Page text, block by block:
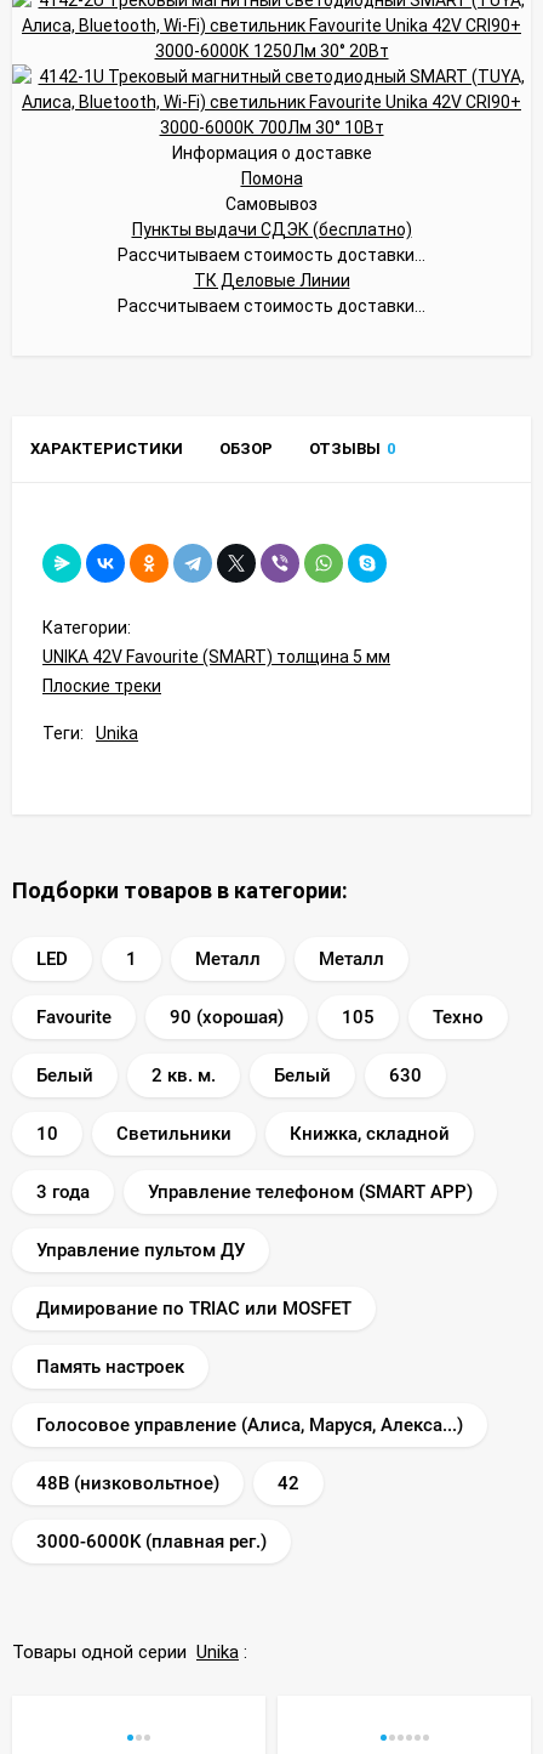
Информация о доставке
Помона
Самовывоз
Пункты выдачи СДЭК (бесплатно)
Рассчитываем стоимость доставки...
ТК Деловые Линии
Рассчитываем стоимость доставки...
ХАРАКТЕРИСТИКИ ОБЗОР ОТЗЫВЫ 0
Категории:
UNIKA 42V Favourite (SMART) толщина 5 мм
Плоские треки
Теги: Unika
Подборки товаров в категории:
LED 1 Металл Металл
Favourite 90 (хорошая) 105 Техно
Белый 2 кв. м. Белый 630
10 Светильники Книжка, складной
3 года Управление телефоном (SMART APP)
Управление пультом ДУ
Димирование по TRIAC или MOSFET
Память настроек
Голосовое управление (Алиса, Маруся, Алекса...)
48В (низковольтное) 42
3000-6000K (плавная рег.)
Товары одной серии Unika :